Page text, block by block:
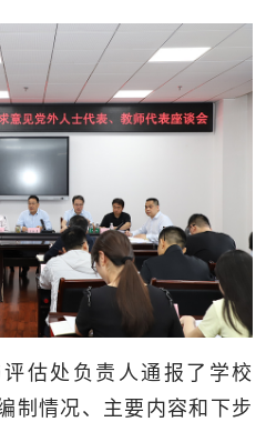
估处负责人通报了学校
制情况、主要内容和下步